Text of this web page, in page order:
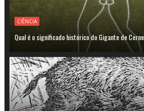
CIÊNCIA
Qual é o significado histórico do Gigante de